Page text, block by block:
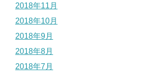
2018年11月
2018年10月
2018年9月
2018年8月
2018年7月